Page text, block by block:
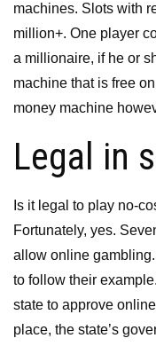
machines. Slots with
million+. One player
a millionaire, if he or
machine that is free
money machine
Legal in
Is it legal to play no-
Fortunately, yes.
allow online
to follow their
state to approve
place, the state’s